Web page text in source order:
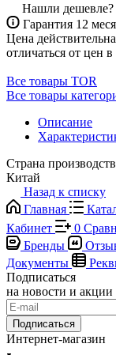
Нашли дешевле?
Гарантия 12
Цена
отличаться от цен
Все товары TOR
Все товары
Описание
Страна
Китай
Назад к списку
Главная
Кабинет
0
Бренды
Документы
Подписаться
на новости и акции
Подписаться
Интернет-магазин